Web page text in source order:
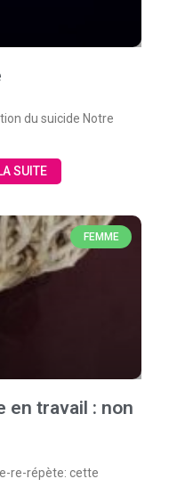
du suicide Notre
SUITE
FEMME
en travail : non
re-répète: cette